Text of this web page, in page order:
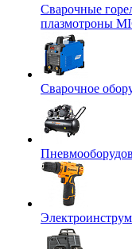
Сварочные
плазмотроны
Сварочное